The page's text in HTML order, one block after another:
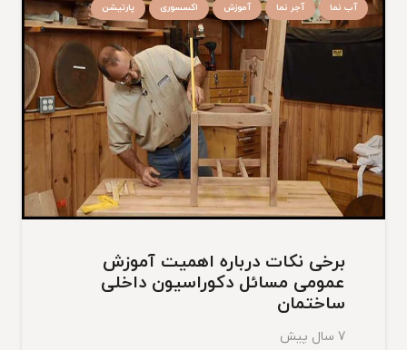
آب نما آجر نما آموزش اکسسوری پارتیشن
برخی نکات درباره اهمیت آموزش
عمومی مسائل دکوراسیون داخلی
ساختمان
7 سال پیش